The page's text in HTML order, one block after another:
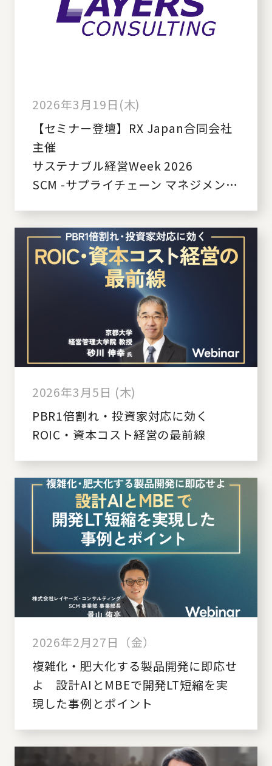
2026年3月19日(木)
【セミナー登壇】RX Japan合同会社
主催
サステナブル経営Week 2026
SCM -サプライチェーン マネジメン
2026年3月5日 (木)
PBR1倍割れ・投資家対応に効く
ROIC・資本コスト経営の最前線
2026年2月27日（金）
複雑化・肥大化する製品開発に即応せ
よ 設計AIとMBEで開発LT短縮を実
現した事例とポイント